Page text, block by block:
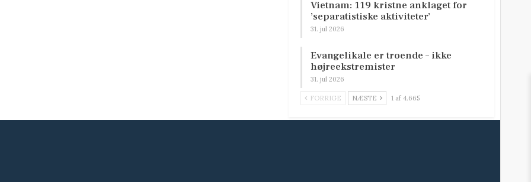
Vietnam: 119 kristne anklaget for
’separatistiske aktiviteter’
31. jul 2026
Evangelikale er troende – ikke
højreekstremister
31. jul 2026
FORRIGE NÆSTE 1 af 4.665